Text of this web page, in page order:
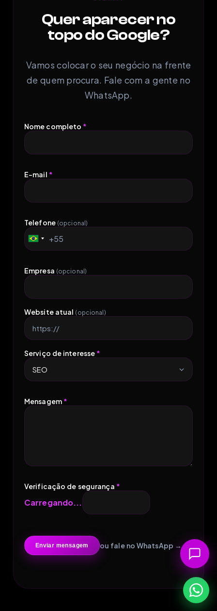
Quer aparecer no
topo do Google?
Vamos colocar o seu negócio na frente
de quem procura. Fale com a gente no
WhatsApp.
Nome completo *
E-mail *
Telefone (opcional)
Brazil
+55
+55
Empresa (opcional)
Website atual (opcional)
Serviço de interesse *
Mensagem *
Verificação de segurança *
Carregando...
Enviar mensagem ou fale no WhatsApp →